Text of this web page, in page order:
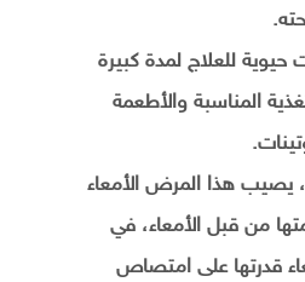
للعلاج لمدة كبيرة
المناسبة والأطعمة
يصيب هذا المرض الأمعاء
من قبل الأمعاء، في
قدرتها على امتصاص